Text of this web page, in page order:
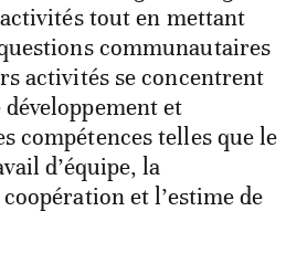
tout en mettant
communautaires
activités se concentrent
et
compétences telles que le
d’équipe, la
et l’estime de